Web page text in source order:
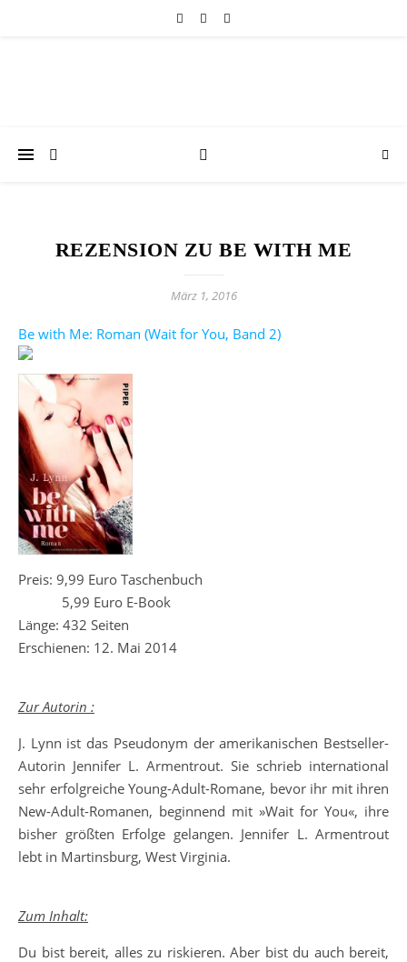
REZENSION ZU BE WITH ME
März 1, 2016
Be with Me: Roman (Wait for You, Band 2)
Preis: 9,99 Euro Taschenbuch
5,99 Euro E-Book
Länge: 432 Seiten
Erschienen: 12. Mai 2014
Zur Autorin :
J. Lynn ist das Pseudonym der amerikanischen Bestseller-
Autorin Jennifer L. Armentrout. Sie schrieb international
sehr erfolgreiche Young-Adult-Romane, bevor ihr mit ihren
New-Adult-Romanen, beginnend mit »Wait for You«, ihre
bisher größten Erfolge gelangen. Jennifer L. Armentrout
lebt in Martinsburg, West Virginia.
Zum Inhalt:
Du bist bereit, alles zu riskieren. Aber bist du auch bereit,